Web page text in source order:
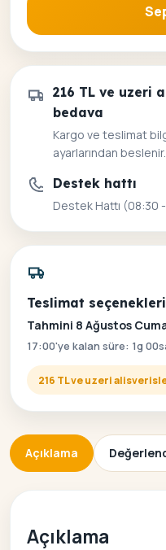
216 TL ve uzeri
bedava
Kargo ve teslimat
ayarlarından beslenir.
Destek hattı
Destek Hattı (08:30
Teslimat seçenekleri
Tahmini 8 Ağustos
17:00'ye kalan süre: 1g
216 TL ve uzeri
Açıklama
Açıklama